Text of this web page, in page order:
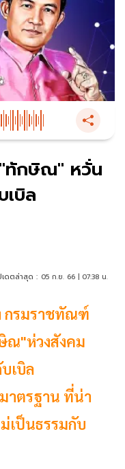
ทักษิณ" หวั่น
บิล
ดตล่าสุด : 05 ก.ย. 66 | 07:38 น.
กรมราชทัณฑ์
ณ"ห่วงสังคม
เบิล
าตรฐาน ที่น่า
เป็นธรรมกับ